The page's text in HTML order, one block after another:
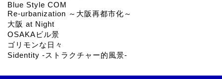
Blue Style COM
Re-urbanization ～大阪再都市化～
大阪 at Night
OSAKAビル景
ゴリモンな日々
Sidentity -ストラクチャー的風景-